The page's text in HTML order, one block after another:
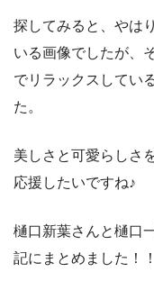
探してみると、やは
いる画像でしたが、
でリラックスしてい
た。
美しさと可愛らしさ
応援したいですね♪
樋口新葉さんと樋口
記にまとめました！！